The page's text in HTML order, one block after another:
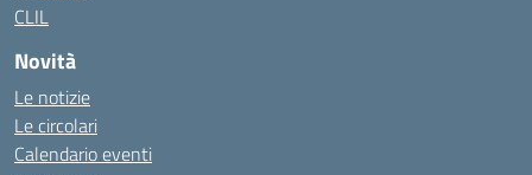
CLIL
Novità
Le notizie
Le circolari
Calendario eventi